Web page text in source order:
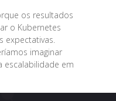
os resultados
o Kubernetes
expectativas.
imaginar
escalabilidade em